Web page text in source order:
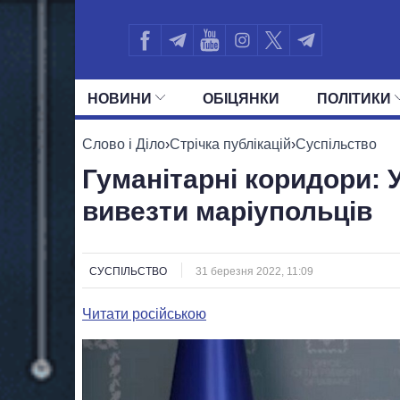
НОВИНИ ОБIЦЯНКИ ПОЛIТИКИ
УСІ ПОЛІТИКИ ПРЕЗИДЕНТ І ОФІС
Слово і Діло›Стрічка публікацій›Суспільство
Гуманітарні коридори:
вивезти маріупольців
СУСПІЛЬСТВО 31 березня 2022, 11:09
Читати російською